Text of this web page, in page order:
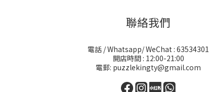
聯絡我們
電話 / Whatsapp/ WeChat : 63534301
開店時間 : 12:00-21:00
電郵: puzzlekingty@gmail.com